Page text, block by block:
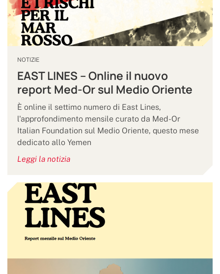
NOTIZIE
EAST LINES – Online il nuovo
report Med-Or sul Medio Oriente
È online il settimo numero di East Lines,
l'approfondimento mensile curato da Med-Or
Italian Foundation sul Medio Oriente, questo mese
dedicato allo Yemen
Leggi la notizia